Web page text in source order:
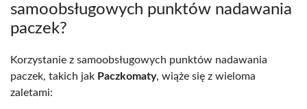
samoobsługowych punktów nadawania
paczek?
Korzystanie z samoobsługowych punktów nadawania
paczek, takich jak Paczkomaty, wiąże się z wieloma
zaletami: